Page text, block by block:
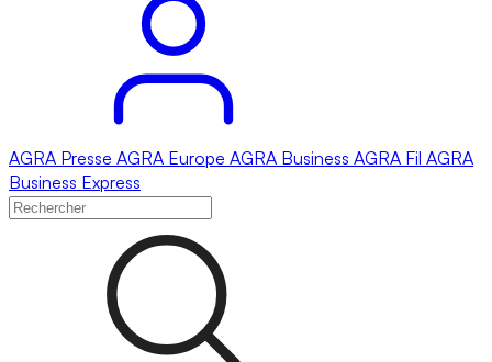
AGRA Presse AGRA Europe AGRA Business AGRA Fil AGRA
Business Express